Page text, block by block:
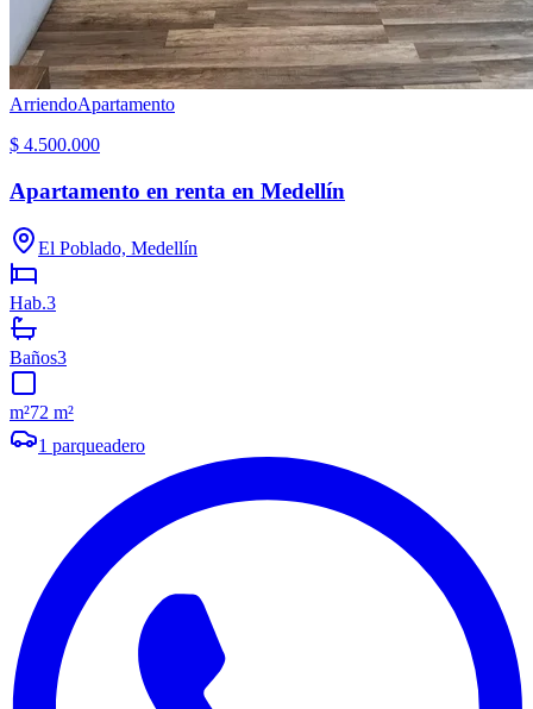
ArriendoApartamento
$ 4.500.000
Apartamento en renta en Medellín
El Poblado, Medellín
Hab.3
Baños3
m²72 m²
1 parqueadero